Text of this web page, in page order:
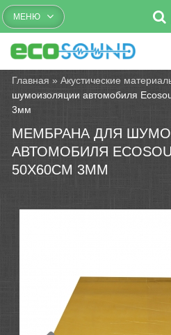
Бесплатный
МЕНЮ
Главная »Акустические
шумоизоляции автомобиля
3мм
МЕМБРАНА ДЛЯ
АВТОМОБИЛЯ
50Х60СМ 3ММ